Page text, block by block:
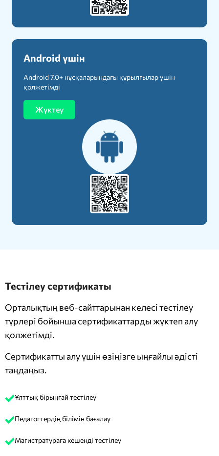
Android үшін
Android 7.0+ нұсқаларындағы құрылғылар үшін
қолжетімді
Жүктеу
Тестілеу сертификаты
Орталықтың веб-сайттарынан келесі тестілеу
түрлері бойынша сертификаттарды жүктеп алу
қолжетімді.
Сертификатты алу үшін өзіңізге ыңғайлы әдісті
таңдаңыз.
Ұлттық бірыңғай тестілеу
Педагогтердің білімін бағалау
Магистратураға кешенді тестілеу